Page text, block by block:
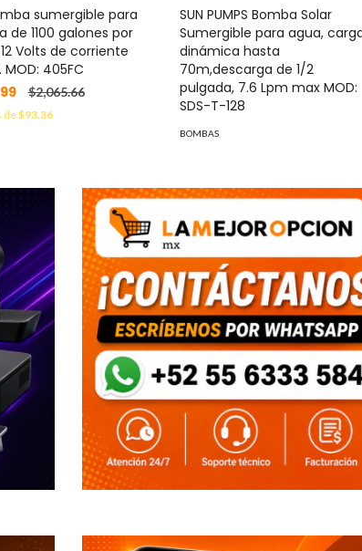
sumergible para
de 1100 galones por
Volts de corriente
405FC
$2,065.66
de$93.36
SUN PUMPS Bomba Solar
Sumergible para agua,
dinámica hasta
70m,descarga de 1/2
pulgada, 7.6 Lpm max MOD:
SDS-T-128
BOMBAS